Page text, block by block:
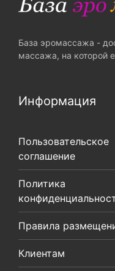
База эромассажа -
массажа, на которой
Информация
Пользовательское
соглашение
Политика
Правила
Клиентам